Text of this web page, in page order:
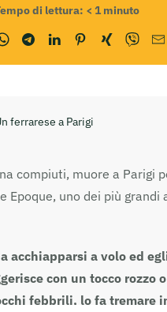
di lettura: < 1 minuto
ferrarese a Parigi
compiuti, muore a Parigi
Epoque, uno dei più
acchiapparsi a volo ed
con un tocco rozzo
febbrili, lo fa tremare